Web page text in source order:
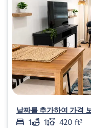
날짜를 추가하여 가격
1
1
420 ft²